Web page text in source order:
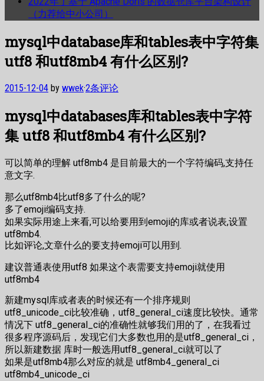
（力荐给中小公司）
mysql中database库和tables表中字符集
utf8 和utf8mb4 有什么区别?
2015-12-04 by wwek·2条评论
mysql中databases库和tables表中字符
集 utf8 和utf8mb4 有什么区别?
可以简单的理解 utf8mb4 是目前最大的一个字符编码,支持任
意文字.
那么utf8mb4比utf8多了什么的呢?
多了emoji编码支持.
如果实际用途上来看,可以给要用到emoji的库或者说表,设置
utf8mb4.
比如评论,文章什么的要支持emoji可以用到.
建议普通表使用utf8 如果这个表需要支持emoji就使用
utf8mb4
新建mysql库或者表的时候还有一个排序规则
utf8_unicode_ci比较准确，utf8_general_ci速度比较快。通常
情况下 utf8_general_ci的准确性就够我们用的了，在我看过
很多程序源码后，发现它们大多数也用的是utf8_general_ci，
所以新建数据 库时一般选用utf8_general_ci就可以了
如果是utf8mb4那么对应的就是 utf8mb4_general_ci
utf8mb4_unicode_ci